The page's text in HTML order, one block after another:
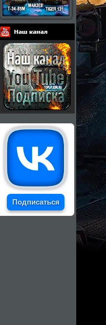
Партнеры
Подписаться